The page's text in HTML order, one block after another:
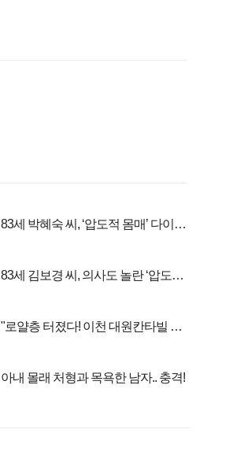
83세 박혜숙 씨, ‘압도적 몸매’ 다이어
83세 김보경 씨, 의사도 놀란 ‘압도적
"로얄층 터졌다! 이천 대원칸타빌 잔
아내 몰래 처형과 목욕한 남자.. 충격!